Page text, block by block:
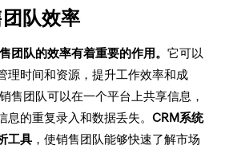
队效率
团队的效率有着重要的作用。它可以
理时间和资源，提升工作效率和成
售团队可以在一个平台上共享信息，
息的重复录入和数据丢失。CRM系统
工具 ，使销售团队能够快速了解市场